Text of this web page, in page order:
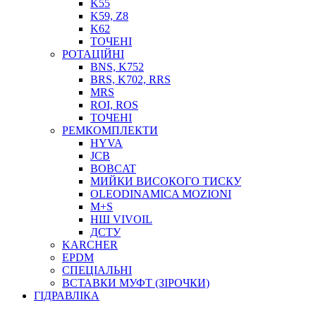
ТОСОЛ, АНТИФРИЗ
ОЛИВА-ПАЛИВО
ПОВІТРЯ-ВОДА
ДЛЯ ЗВАРЮВАННЯ
НАПІРНО-ВСМОКТУЮЧІ
ФІЛЬТРИ ДЛЯ ПАЛЬНОГО
ПІДДОНИ ДЛЯ БОЧОК
МОДУЛЬНІ АЗС
МЕТРОЛОГІЧНЕ ОБЛАДНАННЯ
ЛІЧИЛЬНИКИ І ВИТРАТОМІРИ ДЛЯ ПАЛЬНОГО
КОТУШКИ ДЛЯ ШЛАНГІВ
K55
K59, Z8
K62
ТОЧЕНІ
РОТАЦІЙНІ
BNS, K752
BRS, K702, RRS
MRS
ROI, ROS
ТОЧЕНІ
РЕМКОМПЛЕКТИ
HYVA
JCB
BOBCAT
МИЙКИ ВИСОКОГО ТИСКУ
OLEODINAMICA MOZIONI
M+S
НШ VIVOIL
ДСТУ
KARCHER
EPDM
СПЕЦІАЛЬНІ
ВСТАВКИ МУФТ (ЗІРОЧКИ)
ГІДРАВЛІКА